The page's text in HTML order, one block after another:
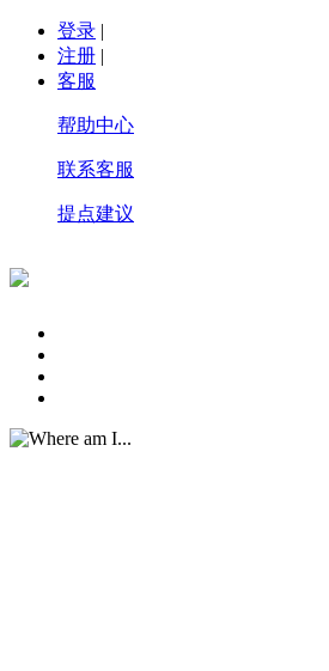
登录 |
注册 |
客服
帮助中心
联系客服
提点建议